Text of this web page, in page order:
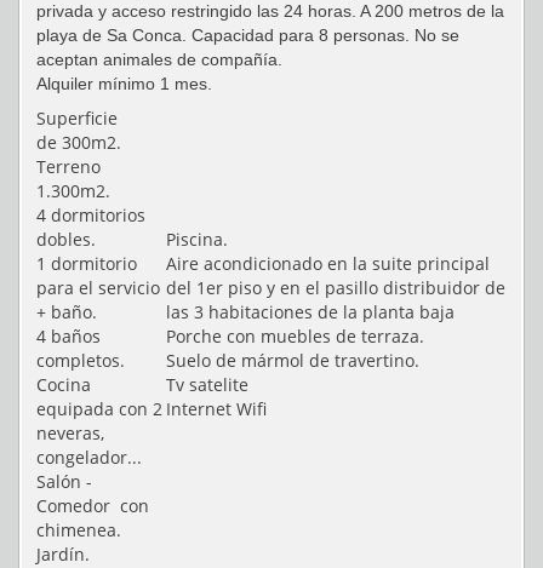
privada y acceso restringido las 24 horas. A 200 metros de la
playa de Sa Conca. Capacidad para 8 personas. No se
aceptan animales de compañía.
Alquiler mínimo 1 mes.
Superficie
de 300m2.
Terreno
1.300m2.
4 dormitorios
dobles.
1 dormitorio
para el servicio
+ baño.
4 baños
completos.
Cocina
equipada con 2
neveras,
congelador...
Salón -
Comedor con
chimenea.
Jardín.
Piscina.
Aire acondicionado en la suite principal
del 1er piso y en el pasillo distribuidor de
las 3 habitaciones de la planta baja
Porche con muebles de terraza.
Suelo de mármol de travertino.
Tv satelite
Internet Wifi